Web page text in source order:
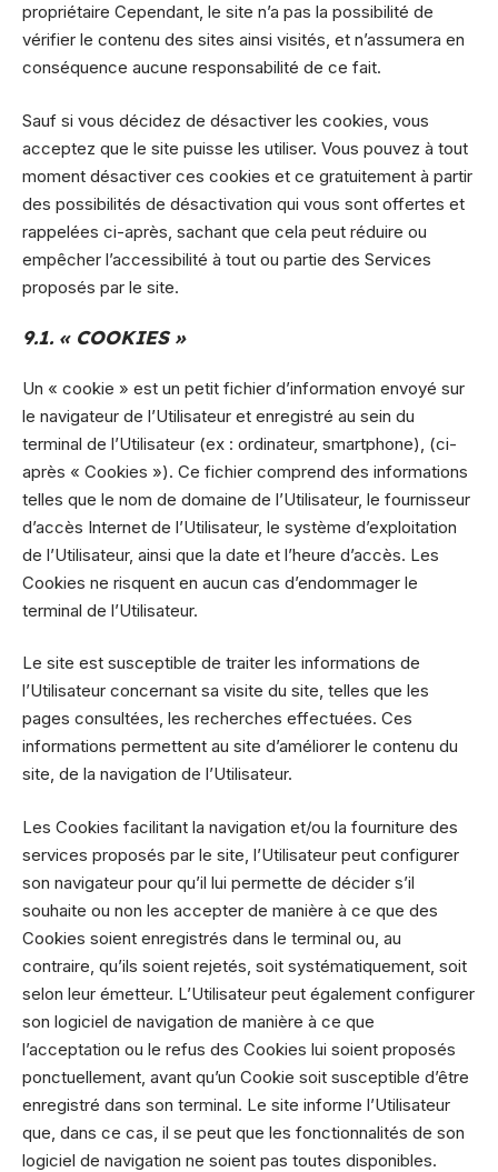
propriétaire Cependant, le site n’a pas la possibilité de
vérifier le contenu des sites ainsi visités, et n’assumera en
conséquence aucune responsabilité de ce fait.
Sauf si vous décidez de désactiver les cookies, vous
acceptez que le site puisse les utiliser. Vous pouvez à tout
moment désactiver ces cookies et ce gratuitement à partir
des possibilités de désactivation qui vous sont offertes et
rappelées ci-après, sachant que cela peut réduire ou
empêcher l’accessibilité à tout ou partie des Services
proposés par le site.
9.1. « COOKIES »
Un « cookie » est un petit fichier d’information envoyé sur
le navigateur de l’Utilisateur et enregistré au sein du
terminal de l’Utilisateur (ex : ordinateur, smartphone), (ci-
après « Cookies »). Ce fichier comprend des informations
telles que le nom de domaine de l’Utilisateur, le fournisseur
d’accès Internet de l’Utilisateur, le système d’exploitation
de l’Utilisateur, ainsi que la date et l’heure d’accès. Les
Cookies ne risquent en aucun cas d’endommager le
terminal de l’Utilisateur.
Le site est susceptible de traiter les informations de
l’Utilisateur concernant sa visite du site, telles que les
pages consultées, les recherches effectuées. Ces
informations permettent au site d’améliorer le contenu du
site, de la navigation de l’Utilisateur.
Les Cookies facilitant la navigation et/ou la fourniture des
services proposés par le site, l’Utilisateur peut configurer
son navigateur pour qu’il lui permette de décider s’il
souhaite ou non les accepter de manière à ce que des
Cookies soient enregistrés dans le terminal ou, au
contraire, qu’ils soient rejetés, soit systématiquement, soit
selon leur émetteur. L’Utilisateur peut également configurer
son logiciel de navigation de manière à ce que
l’acceptation ou le refus des Cookies lui soient proposés
ponctuellement, avant qu’un Cookie soit susceptible d’être
enregistré dans son terminal. Le site informe l’Utilisateur
que, dans ce cas, il se peut que les fonctionnalités de son
logiciel de navigation ne soient pas toutes disponibles.